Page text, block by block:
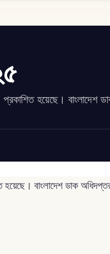
হয়েছে। বাংলাদেশ
বাংলাদেশ ডাক